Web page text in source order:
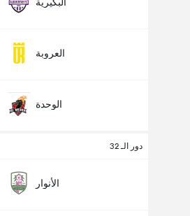
العروبة
الوحدة
دور الـ 32
الأنوار